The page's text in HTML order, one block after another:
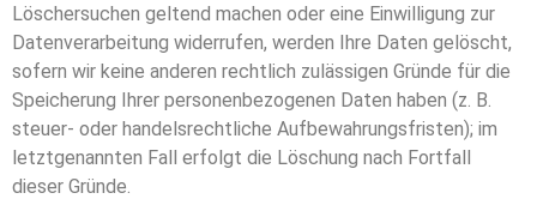
Löschersuchen geltend machen oder eine Einwilligung zur
Datenverarbeitung widerrufen, werden Ihre Daten gelöscht,
sofern wir keine anderen rechtlich zulässigen Gründe für die
Speicherung Ihrer personenbezogenen Daten haben (z. B.
steuer- oder handelsrechtliche Aufbewahrungsfristen); im
letztgenannten Fall erfolgt die Löschung nach Fortfall
dieser Gründe.